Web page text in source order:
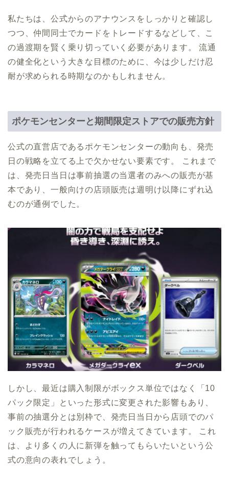
私たちは、公式からのアナウンスをしっかりと確認し
つつ、仲間同士でカードをトレードするなどして、こ
の過渡期を賢く乗り切っていく必要があります。 流通
の健全化という大きな目標のために、今は少しだけ忍
耐が求められる時期なのかもしれません。
ポケモンセンターと期間限定ストアでの販売方針
公式の直営店であるポケモンセンターの動向も、発売
日の戦略を立てる上で欠かせない要素です。 これまで
は、発売日当日は事前抽選の当選者のみへの販売が基
本であり、一般向けの店頭販売は週明け以降にずれ込
むのが通例でした。
しかし、最近は購入制限がボックス単位ではなく「10
パック限定」といった形式に変更された影響もあり、
事前の抽選分とは別枠で、発売日当日から店頭でのパ
ック販売が行われるケースが増えてきています。 これ
は、より多くの人に新弾を触ってもらいたいという公
式の意向の表れでしょう。